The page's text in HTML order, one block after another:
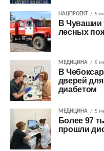
НАЦПРОЕКТ 5
В Чувашии
лесных
МЕДИЦИНА 5
В
дверей
диабетом
МЕДИЦИНА 5
Более 97
прошли